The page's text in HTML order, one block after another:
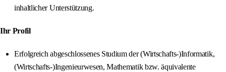
inhaltlicher Unterstützung.
Ihr Profil
Erfolgreich abgeschlossenes Studium der (Wirtschafts-)Informatik,
(Wirtschafts-)Ingenieurwesen, Mathematik bzw. äquivalente